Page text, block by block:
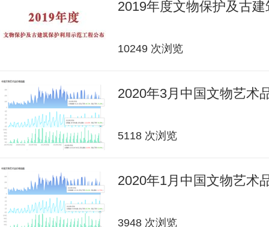
2019年度文物保护及古
10249 次浏览
2020年3月中国文物艺术
5118 次浏览
2020年1月中国文物艺术
3948 次浏览